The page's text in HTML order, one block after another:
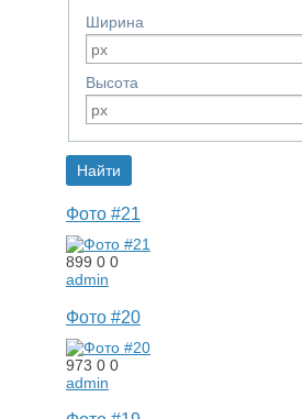
Ширина
Высота
Фото #21
899 0 0
admin
Фото #20
973 0 0
admin